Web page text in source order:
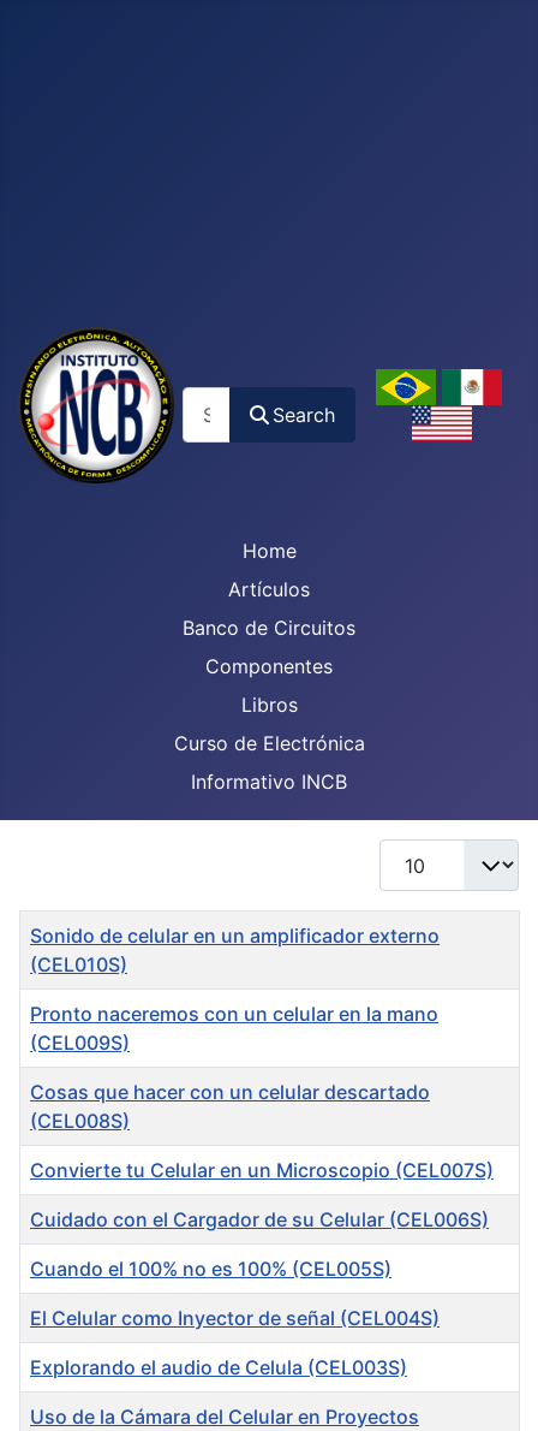
Search
Home
Artículos
Banco de Circuitos
Componentes
Libros
Curso de Electrónica
Informativo INCB
Display #
Title
Sonido de celular en un amplificador externo
(CEL010S)
Pronto naceremos con un celular en la mano
(CEL009S)
Cosas que hacer con un celular descartado
(CEL008S)
Convierte tu Celular en un Microscopio (CEL007S)
Cuidado con el Cargador de su Celular (CEL006S)
Cuando el 100% no es 100% (CEL005S)
El Celular como Inyector de señal (CEL004S)
Explorando el audio de Celula (CEL003S)
Uso de la Cámara del Celular en Proyectos